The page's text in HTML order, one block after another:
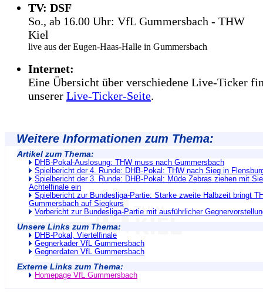
TV: DSF
So., ab 16.00 Uhr: VfL Gummersbach - THW
Kiel
live aus der Eugen-Haas-Halle in Gummersbach
Internet:
Eine Übersicht über verschiedene Live-Ticker
unserer Live-Ticker-Seite.
Weitere Informationen zum Thema:
Artikel zum Thema:
DHB-Pokal-Auslosung: THW muss nach Gummersbach
Spielbericht der 4. Runde: DHB-Pokal: THW nach Sieg in
Spielbericht der 3. Runde: DHB-Pokal: Müde Zebras ziehen mit
Achtelfinale ein
Spielbericht zur Bundesliga-Partie: Starke zweite Halbzeit bringt
Gummersbach auf Siegkurs
Vorbericht zur Bundesliga-Partie mit ausführlicher
Unsere Links zum Thema:
DHB-Pokal, Viertelfinale
Gegnerkader VfL Gummersbach
Gegnerdaten VfL Gummersbach
Externe Links zum Thema:
Homepage VfL Gummersbach